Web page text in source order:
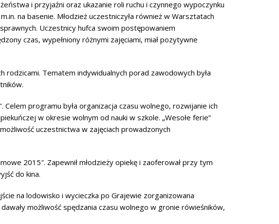
i przyjaźni oraz ukazanie roli ruchu i czynnego wypoczynku
na basenie. Młodzież uczestniczyła również w Warsztatach
Uczestnicy hufca swoim postępowaniem
czas, wypełniony różnymi zajęciami, miał pozytywne
rodzicami. Tematem indywidualnych porad zawodowych była
programu była organizacja czasu wolnego, rozwijanie ich
w okresie wolnym od nauki w szkole. „Wesołe ferie”
uczestnictwa w zajęciach prowadzonych
2015″. Zapewnił młodzieży opiekę i zaoferował przy tym
do kina.
na lodowisko i wycieczka po Grajewie zorganizowana
możliwość spędzania czasu wolnego w gronie rówieśników,